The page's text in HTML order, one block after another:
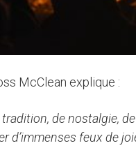
McClean explique :
tradition, de nostalgie,
d’immenses feux de